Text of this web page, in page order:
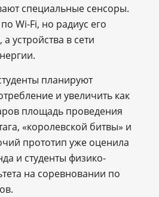
специальные сенсоры.
Wi-Fi, но радиус его
устройства в сети
планируют
и увеличить как
площадь проведения
«королевской битвы» и
прототип уже оценила
и студенты физико-
на соревновании по